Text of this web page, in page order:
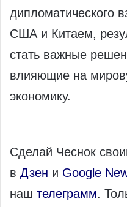
дипломатического
США и Китаем,
стать важные
влияющие на
экономику.
Сделай Чеснок
в Дзен и Google
наш телеграмм.